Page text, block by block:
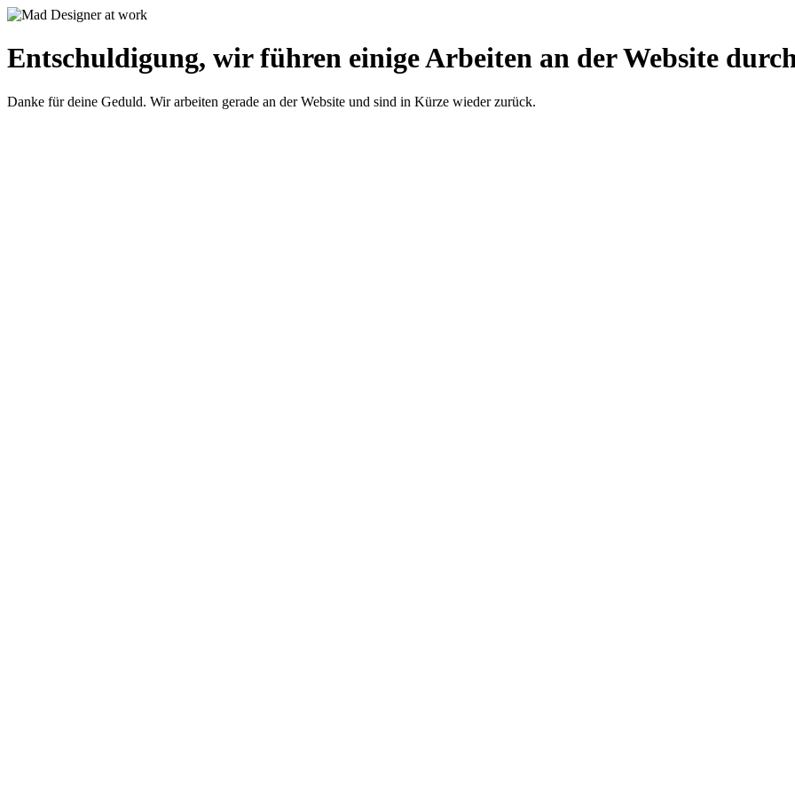
Entschuldigung, wir führen einige Arbeiten an der Website
Danke für deine Geduld. Wir arbeiten gerade an der Website und sind in Kürze wieder zurück.